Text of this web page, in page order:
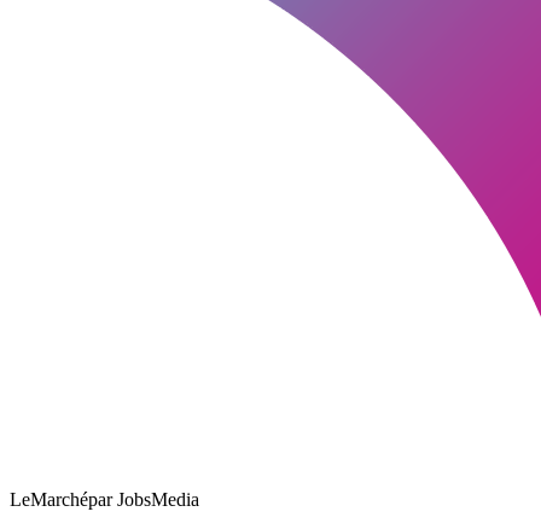
LeMarchépar JobsMedia